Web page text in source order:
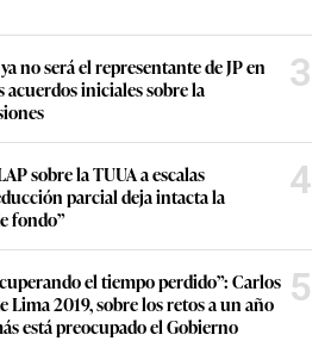
no será el representante de JP en
iniciales sobre la
3
sobre la TUUA a escalas
parcial deja intacta la
fondo”
4
el tiempo perdido”: Carlos
Lima 2019, sobre los retos a un año
está preocupado el Gobierno
5